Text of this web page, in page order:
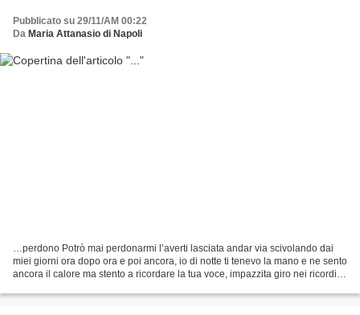
Pubblicato su 29/11/AM 00:22
Da Maria Attanasio di Napoli
…perdono Potrò mai perdonarmi l’averti lasciata andar via scivolando dai
miei giorni ora dopo ora e poi ancora, io di notte ti tenevo la mano e ne sento
ancora il calore ma stento a ricordare la tua voce, impazzita giro nei ricordi e